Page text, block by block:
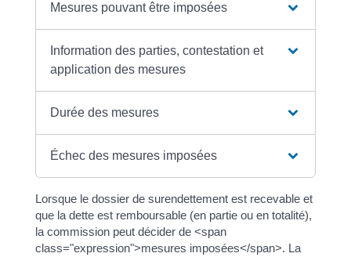
Mesures pouvant être imposées
Information des parties, contestation et
application des mesures
Durée des mesures
Échec des mesures imposées
Lorsque le dossier de surendettement est recevable et
que la dette est remboursable (en partie ou en totalité),
la commission peut décider de <span
class="expression">mesures imposées</span>. La